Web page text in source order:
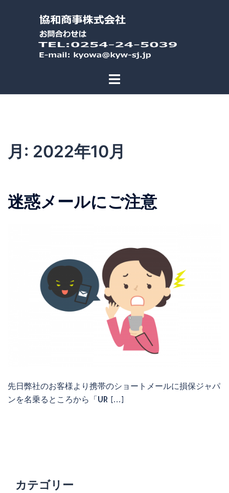
月: 2022年10月
迷惑メールにご注意
先日弊社のお客様より携帯のショートメールに損保ジャパ
ンを名乗るところから「UR […]
カテゴリー